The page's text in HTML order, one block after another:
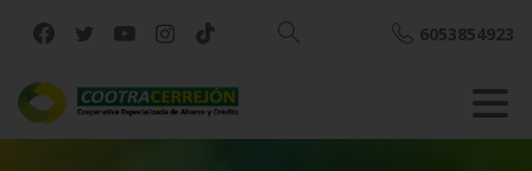
Buscar
6053854923